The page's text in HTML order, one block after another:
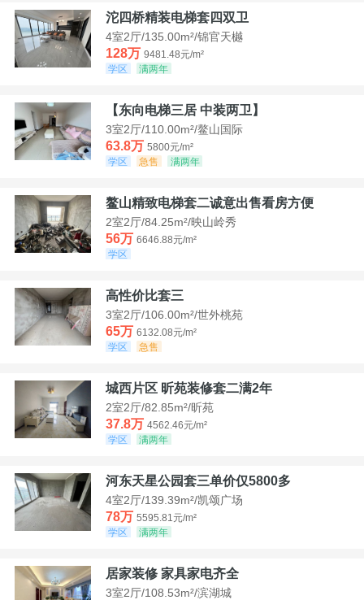
沱四桥精装电梯套四双卫
4室2厅/135.00m²/锦官天樾
128万 9481.48元/m²
学区
满两年
【东向电梯三居 中装两卫】
3室2厅/110.00m²/鳌山国际
63.8万 5800元/m²
学区
急售 满两年
鳌山精致电梯套二诚意出售看房方便
2室2厅/84.25m²/映山岭秀
56万 6646.88元/m²
学区
高性价比套三
3室2厅/106.00m²/世外桃苑
65万 6132.08元/m²
学区
急售
城西片区 昕苑装修套二满2年
2室2厅/82.85m²/昕苑
37.8万 4562.46元/m²
学区
满两年
河东天星公园套三单价仅5800多
4室2厅/139.39m²/凯颂广场
78万 5595.81元/m²
学区
满两年
居家装修 家具家电齐全
3室2厅/108.53m²/滨湖城